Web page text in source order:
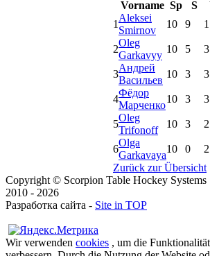
Vorname Sp S
1
Aleksei
Smirnov
10 9 1
2
Oleg
Garkavyy
10 5 3
3
Андрей
Васильев
10 3 3
4
Фёдор
Марченко
10 3 3
5
Oleg
Trifonoff
10 3 2
6
Olga
Garkavaya
10 0 2
Zurück zur Übersicht
Copyright © Scorpion Table Hockey Systems
2010 - 2026
Разработка сайта - Site in TOP
Wir verwenden cookies , um die